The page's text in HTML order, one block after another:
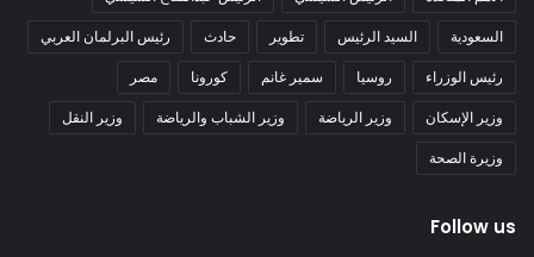
السعودية السيد الرئيس تطوير حادث رئيس البرلمان العربي
رئيس الوزراء روسيا سمير غانم كورونا مصر
وزير الإسكان وزير الرياضة وزير الشباب والرياضة وزير النقل
وزيرة الصحة
Follow us